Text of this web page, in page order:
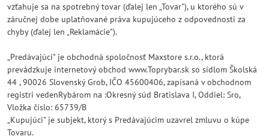
vzťahuje sa na spotrebný tovar (ďalej len „Tovar"), u ktorého sú v
záručnej dobe uplatňované práva kupujúceho z odpovednosti za
chyby (ďalej len „Reklamácie").
„Predávajúci" je obchodná spoločnosť Maxstore s.r.o., ktorá
prevádzkuje internetový obchod www.Toprybar.sk so sídlom Školská
44 , 90026 Slovenský Grob, IČO 45600406, zapísaná v obchodnom
registri vedenRybárom na :Okresný súd Bratislava I, Oddiel: Sro,
Vložka číslo: 65739/B
„Kupujúci" je subjekt, ktorý s Predávajúcim uzavrel zmluvu o kúpe
Tovaru.